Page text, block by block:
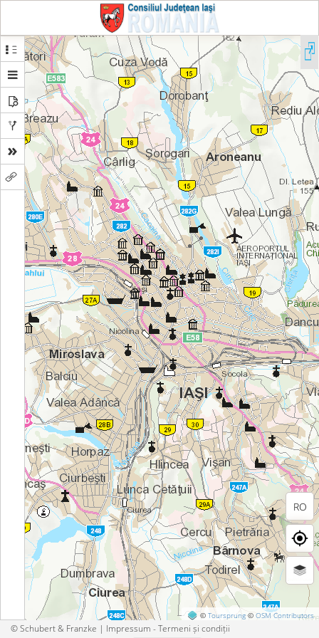
© Toursprung © OSM Contributors
RO
© Schubert & Franzke | Impressum - Termeni și condiții